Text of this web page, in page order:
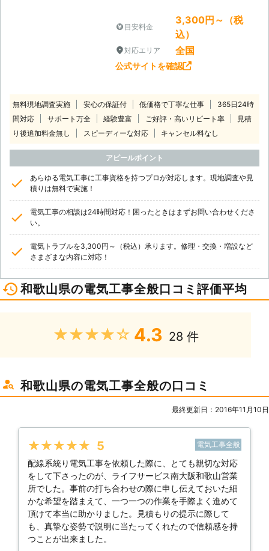
目安料金
3,300円～（税
込）
対応エリア 全国
公式サイトを確認
無料現地調査実施 安心の保証付 低価格で丁寧な仕事
365日24時
間対応
サポート万全 経験豊富 ご好評・高いリピート率
見積
り後追加料金無し
スピーディーな対応 キャンセル料なし
アピールポイント
あらゆる電気工事に工事資格を持つプロが対応します。現地調査や見
積りは無料で実施！
電気工事の相談は24時間対応！困ったときはまずお問い合わせくださ
い。
電気トラブルを3,300円～（税込）承ります。修理・交換・増設など
さまざまな内容に対応！
和歌山県の電気工事全般口コミ評価平均
★★★★★ 4.3 28 件
和歌山県の電気工事全般の口コミ
最終更新日：2016年11月10日
★★★★★ 5 電気工事全般
配線系統り電気工事を依頼した際に、とても親切な対応
をして下さったのが、ライフサービス南大阪和歌山営業
所でした。事前の打ち合わせの際に申し伝えておいた細
かな希望を踏まえて、一つ一つの作業を手際よく進めて
頂けて本当に助かりました。見積もりの提示に際して
も、真摯な姿勢で説明に当たってくれたので信頼感を持
つことが出来ました。